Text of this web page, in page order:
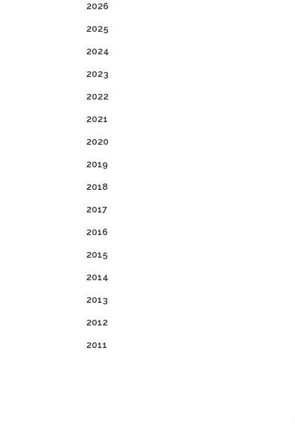
2026
2025
2024
2023
2022
2021
2020
2019
2018
2017
2016
2015
2014
2013
2012
2011